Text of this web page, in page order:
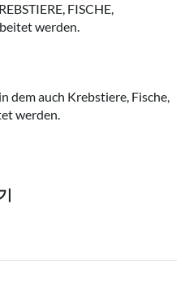
FISCHE,
werden.
dem auch Krebstiere, Fische,
werden.